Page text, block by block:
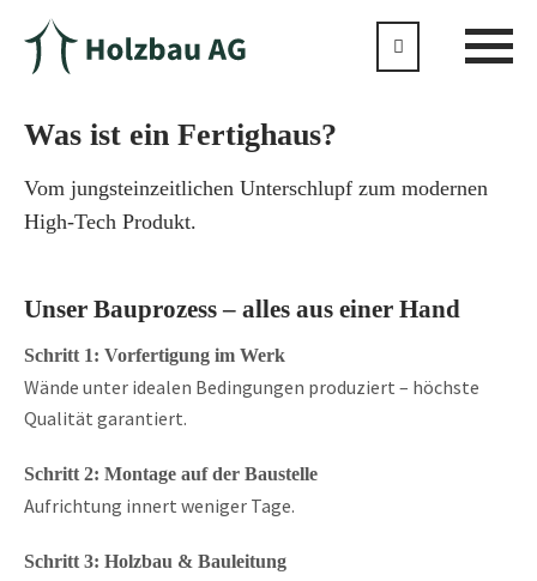
Was ist ein Fertighaus?
Vom jungsteinzeitlichen Unterschlupf zum modernen
High-Tech Produkt.
Unser Bauprozess – alles aus einer Hand
Schritt 1: Vorfertigung im Werk
Wände unter idealen Bedingungen produziert – höchste
Qualität garantiert.
Schritt 2: Montage auf der Baustelle
Aufrichtung innert weniger Tage.
Schritt 3: Holzbau & Bauleitung